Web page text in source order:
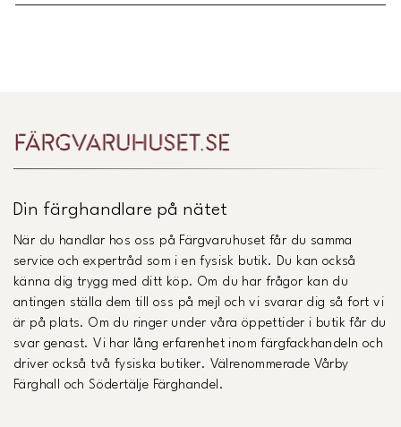
Din färghandlare på nätet
När du handlar hos oss på Färgvaruhuset får du samma
service och expertråd som i en fysisk butik. Du kan också
känna dig trygg med ditt köp. Om du har frågor kan du
antingen ställa dem till oss på mejl och vi svarar dig så fort vi
är på plats. Om du ringer under våra öppettider i butik får du
svar genast. Vi har lång erfarenhet inom färgfackhandeln och
driver också två fysiska butiker. Välrenommerade Vårby
Färghall och Södertälje Färghandel.